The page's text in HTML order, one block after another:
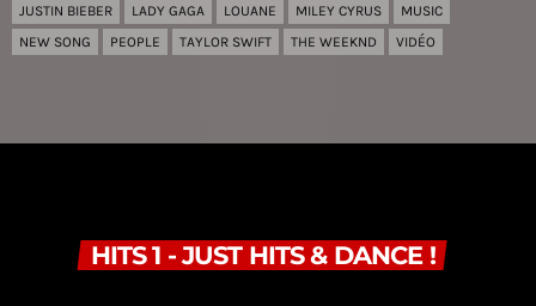
JUSTIN BIEBER
LADY GAGA LOUANE MILEY CYRUS
MUSIC
NEW SONG
PEOPLE TAYLOR SWIFT THE WEEKND VIDÉO
HITS 1 - JUST HITS & DANCE !